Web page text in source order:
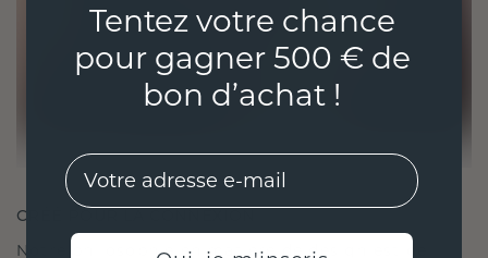
CRÉÉ POUR LA CONNEXION
Notre philosophie en matière de design est de
Tentez votre chance
pour gagner 500 € de
bon d’achat !
EMail